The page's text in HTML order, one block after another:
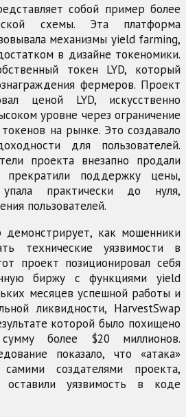
собой пример более
схемы. Эта платформа
механизмы yield farming,
в дизайне токеномики.
токен LYD, который
фермеров. Проект
ценой LYD, искусственно
уровне через ограничение
на рынке. Это создавало
для пользователей.
проекта внезапно продали
поддержку цены,
практически до нуля,
пользователей.
демонстрирует, как мошенники
технические уязвимости в
проект позиционировал себя
биржу с функциями yield
месяцев успешной работы и
ликвидности, HarvestSwap
которой было похищено
более $20 миллионов.
показало, что «атака»
создателями проекта,
оставили уязвимость в коде